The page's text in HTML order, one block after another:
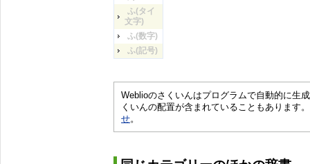
ふ(タイ
文字)
ふ(数字)
ふ(記号)
Weblioのさくいんはプログラムで自動的に生
くいんの配置が含まれていることもあります
せ。